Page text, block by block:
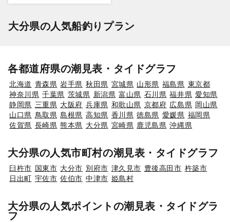
大分県の人気船釣りプラン
各都道府県の潮見表・タイドグラフ
北海道 青森県 岩手県 秋田県 宮城県 山形県 福島県 東京都
神奈川県 千葉県 茨城県 新潟県 富山県 石川県 福井県 愛知県
静岡県 三重県 大阪府 兵庫県 和歌山県 京都府 広島県 岡山県
山口県 鳥取県 島根県 高知県 香川県 徳島県 愛媛県 福岡県
佐賀県 長崎県 熊本県 大分県 宮崎県 鹿児島県 沖縄県
大分県の人気市町村の潮見表・タイドグラフ
臼杵市 国東市 大分市 別府市 津久見市 豊後高田市 杵築市
日出町 宇佐市 佐伯市 中津市 姫島村
大分県の人気ポイントの潮見表・タイドグラ
フ